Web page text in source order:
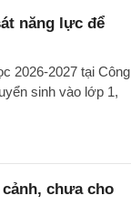
năng lực để
2026-2027 tại Công
sinh vào lớp 1,
chưa cho